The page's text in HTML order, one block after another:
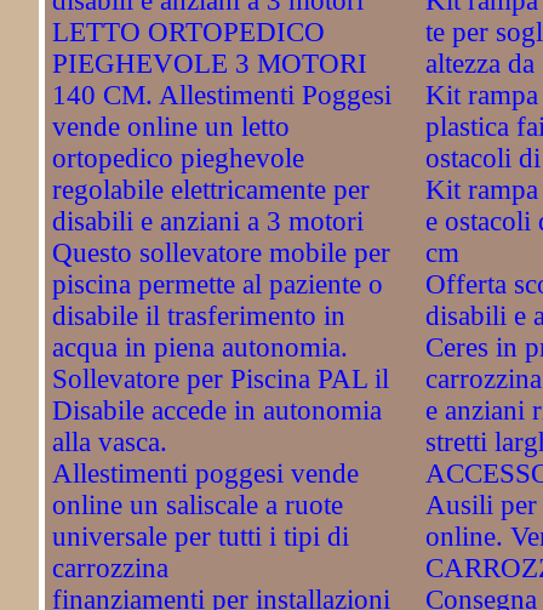
LETTO ORTOPEDICO
PIEGHEVOLE 3 MOTORI
140 CM. Allestimenti Poggesi
vende online un letto
ortopedico pieghevole
regolabile elettricamente per
disabili e anziani a 3 motori
Questo sollevatore mobile per
piscina permette al paziente o
disabile il trasferimento in
acqua in piena autonomia.
Sollevatore per Piscina PAL il
Disabile accede in autonomia
alla vasca.
Allestimenti poggesi vende
online un saliscale a ruote
universale per tutti i tipi di
carrozzina
finanziamenti per installazioni
te per
altezza
Kit
plastica
ostacoli
Kit
e ostacoli
cm
Offerta
disabili e
Ceres in
e anziani
stretti
Ausili per
online.